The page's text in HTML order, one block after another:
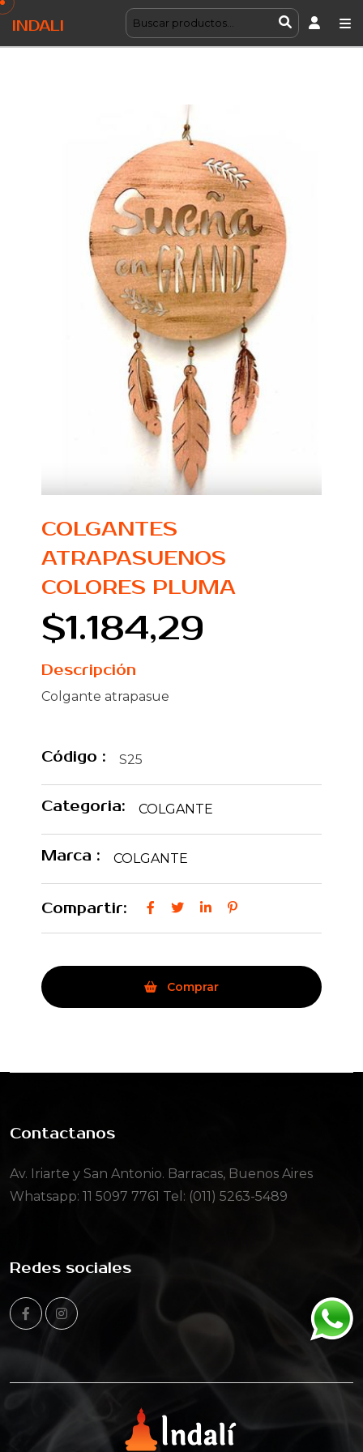
INDALI
COLGANTES
ATRAPASUENOS
COLORES PLUMA
$1.184,29
Descripción
Colgante atrapasue
Código : S25
Categoria: COLGANTE
Marca : COLGANTE
Compartir:
Comprar
Contactanos
Av. Iriarte y San Antonio. Barracas, Buenos Aires
Whatsapp: 11 5097 7761 Tel: (011) 5263-5489
Redes sociales